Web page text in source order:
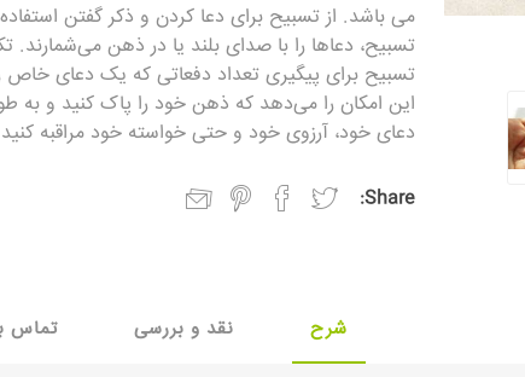
می باشد. از تسبیح برای دعا کردن و ذکر گفتن
تسبیح، دعاها را با صدای بلند یا در ذهن می‌شمارند.
تسبیح برای پیگیری تعداد دفعاتی که یک دعای خاص
این امکان را می‌دهد که ذهن خود را پاک کنید و به
دعای خود، آرزوی خود و حتی خواسته خود مراقبه
Share:
شرح نقد و بررسی تماس